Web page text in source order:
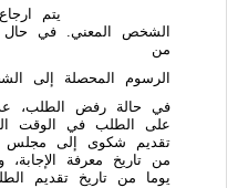
الشخص المعني. في حال
من
الرسوم المحصلة إلى
في حالة رفض الطلب،
على الطلب في الوقت
يوما من تاريخ تقديم